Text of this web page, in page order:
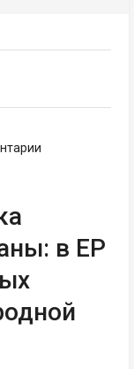
в ЕР